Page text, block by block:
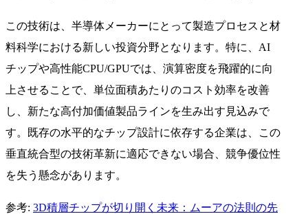
この技術は、半導体メーカーにとって製造プロセスと材
料科学における新しい投資分野となります。特に、AI
チップや高性能CPU/GPUでは、演算密度を飛躍的に向
上させることで、単位面積あたりのコスト効率を改善
し、新たな高付加価値製品ラインを生み出す見込みで
す。既存の水平的なチップ設計に依存する企業は、この
垂直統合型の技術革新に適応できない場合、競争優位性
を失う懸念があります。
参考: 3D積層チップが切り開く未来：ムーアの法則の先